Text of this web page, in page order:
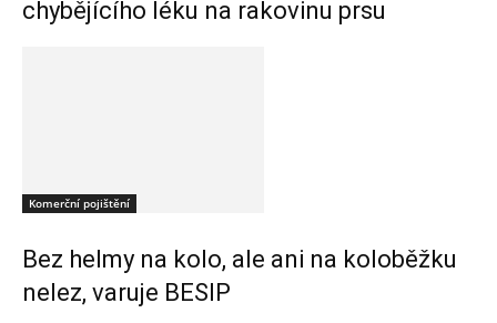
chybějícího léku na rakovinu prsu
Komerční pojištění
Bez helmy na kolo, ale ani na koloběžku
nelez, varuje BESIP